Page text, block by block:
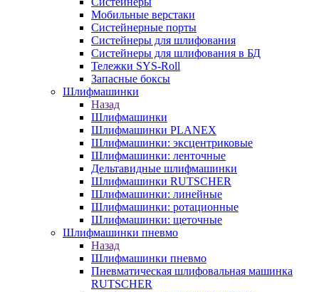
Мобильные верстаки
Систейнерные порты
Систейнеры для шлифования
Систейнеры для шлифования в БД
Тележки SYS-Roll
Запасные боксы
Шлифмашинки
Назад
Шлифмашинки
Шлифмашинки PLANEX
Шлифмашинки: эксцентриковые
Шлифмашинки: ленточные
Дельтавидные шлифмашинки
Шлифмашинки RUTSCHER
Шлифмашинки: линейные
Шлифмашинки: ротационные
Шлифмашинки: щеточные
Шлифмашинки пневмо
Назад
Шлифмашинки пневмо
Пневматическая шлифовальная машинка
RUTSCHER